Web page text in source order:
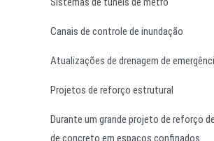
Canais de controle de inundação
Atualizações de drenagem de
Projetos de reforço estrutural
Durante um grande projeto de reforço